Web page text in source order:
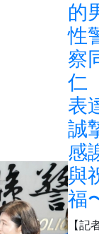
的
性
察
仁
表
誠
感
與
福
【記